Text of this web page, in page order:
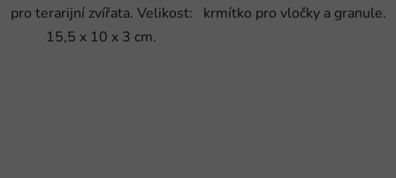
pro terarijní zvířata. Velikost:
15,5 x 10 x 3 cm.
krmítko pro vločky a granule.